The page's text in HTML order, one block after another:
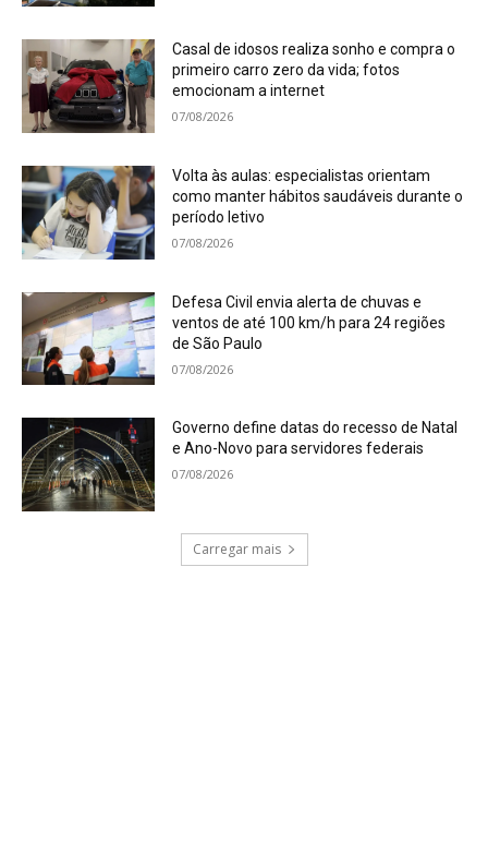
Casal de idosos realiza sonho e compra o
primeiro carro zero da vida; fotos
emocionam a internet
07/08/2026
Volta às aulas: especialistas orientam
como manter hábitos saudáveis durante o
período letivo
07/08/2026
Defesa Civil envia alerta de chuvas e
ventos de até 100 km/h para 24 regiões
de São Paulo
07/08/2026
Governo define datas do recesso de Natal
e Ano-Novo para servidores federais
07/08/2026
Carregar mais